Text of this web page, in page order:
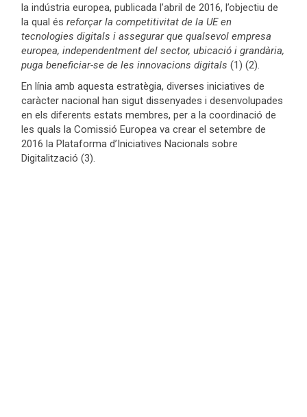
la indústria europea, publicada l’abril de 2016, l’objectiu de
la qual és reforçar la competitivitat de la UE en
tecnologies digitals i assegurar que qualsevol empresa
europea, independentment del sector, ubicació i grandària,
puga beneficiar-se de les innovacions digitals (1) (2).
En línia amb aquesta estratègia, diverses iniciatives de
caràcter nacional han sigut dissenyades i desenvolupades
en els diferents estats membres, per a la coordinació de
les quals la Comissió Europea va crear el setembre de
2016 la Plataforma d’Iniciatives Nacionals sobre
Digitalització (3).